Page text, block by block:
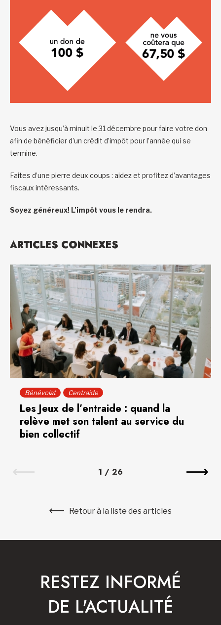
Vous avez jusqu’à minuit le 31 décembre pour faire votre don
afin de bénéficier d’un crédit d’impôt pour l’année qui se
termine.
Faites d’une pierre deux coups : aidez et profitez d’avantages
fiscaux intéressants.
Soyez généreux! L’impôt vous le rendra.
ARTICLES CONNEXES
Bénévolat Centraide
Les Jeux de l’entraide : quand la
relève met son talent au service du
bien collectif
1 / 26
Retour à la liste des articles
RESTEZ INFORMÉ
DE L'ACTUALITÉ